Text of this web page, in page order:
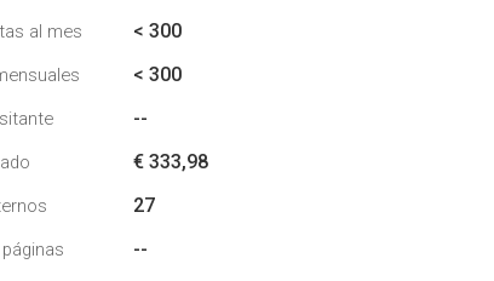
al mes < 300
< 300
--
€ 333,98
27
--